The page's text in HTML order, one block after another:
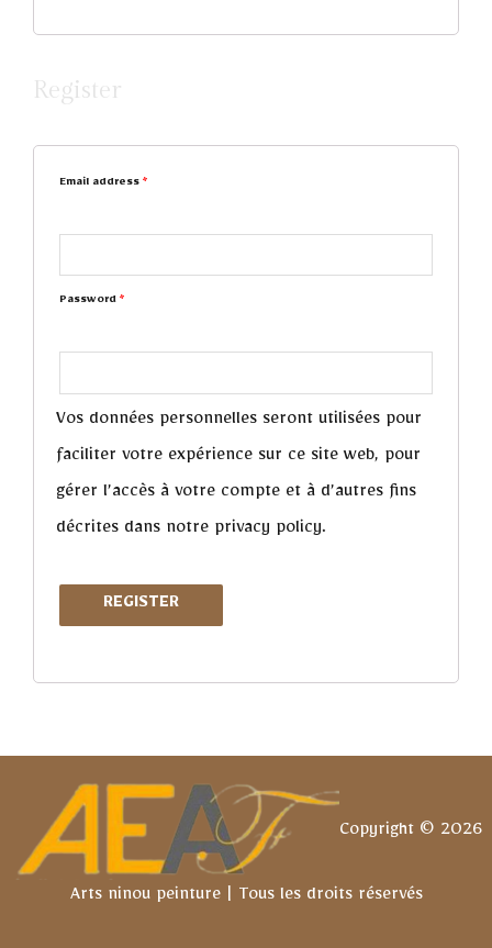
Register
Email address *
Password *
Vos données personnelles seront utilisées pour
faciliter votre expérience sur ce site web, pour
gérer l’accès à votre compte et à d’autres fins
décrites dans notre privacy policy.
REGISTER
Copyright © 2026
Arts ninou peinture | Tous les droits réservés